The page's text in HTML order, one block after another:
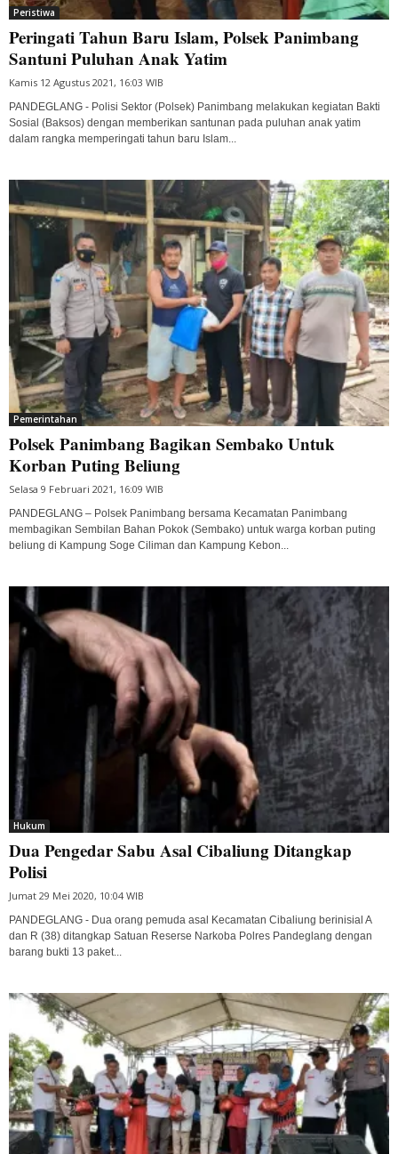
Peristiwa
Peringati Tahun Baru Islam, Polsek Panimbang
Santuni Puluhan Anak Yatim
Kamis 12 Agustus 2021, 16:03 WIB
PANDEGLANG - Polisi Sektor (Polsek) Panimbang melakukan kegiatan Bakti
Sosial (Baksos) dengan memberikan santunan pada puluhan anak yatim
dalam rangka memperingati tahun baru Islam...
Pemerintahan
Polsek Panimbang Bagikan Sembako Untuk
Korban Puting Beliung
Selasa 9 Februari 2021, 16:09 WIB
PANDEGLANG – Polsek Panimbang bersama Kecamatan Panimbang
membagikan Sembilan Bahan Pokok (Sembako) untuk warga korban puting
beliung di Kampung Soge Ciliman dan Kampung Kebon...
Hukum
Dua Pengedar Sabu Asal Cibaliung Ditangkap
Polisi
Jumat 29 Mei 2020, 10:04 WIB
PANDEGLANG - Dua orang pemuda asal Kecamatan Cibaliung berinisial A
dan R (38) ditangkap Satuan Reserse Narkoba Polres Pandeglang dengan
barang bukti 13 paket...